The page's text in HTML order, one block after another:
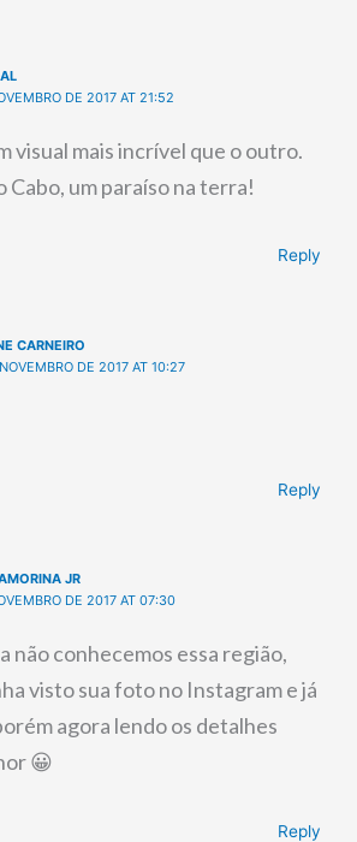
DE 2017 AT 21:52
visual mais incrível que o outro.
Cabo, um paraíso na terra!
Reply
CARNEIRO
DE 2017 AT 10:27
Reply
JR
DE 2017 AT 07:30
não conhecemos essa região,
visto sua foto no Instagram e já
agora lendo os detalhes
😀
Reply